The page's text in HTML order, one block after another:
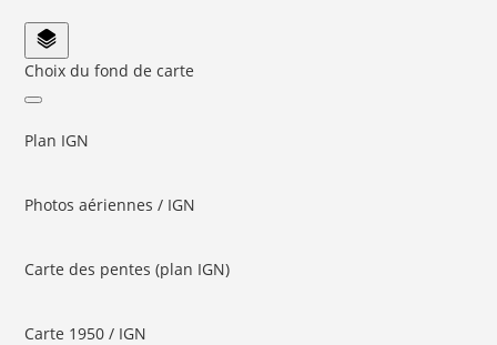
Choix du fond de carte
Plan IGN
Photos aériennes / IGN
Carte des pentes (plan IGN)
Carte 1950 / IGN